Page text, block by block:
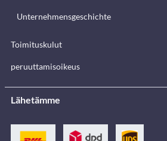
Unternehmensgeschichte
Toimituskulut
peruuttamisoikeus
Lähetämme